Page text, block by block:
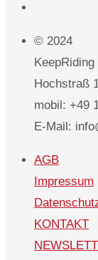
© 2024
Hochstraß
mobil: +49
E-Mail:
AGB
Impressum
KONTAKT